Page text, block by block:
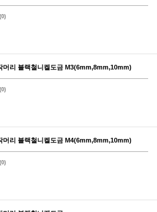
(0)
머리 블랙철니켈도금 M3(6mm,8mm,10mm)
(0)
머리 블랙철니켈도금 M4(6mm,8mm,10mm)
(0)